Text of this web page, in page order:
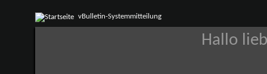
vBulletin-Systemmitteilung
Hallo